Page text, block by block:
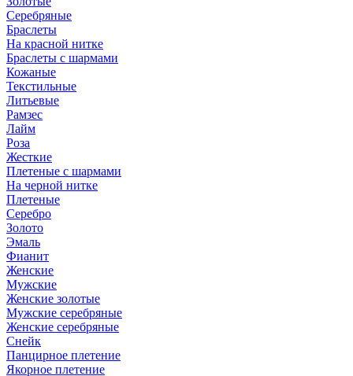
Серебряные
Браслеты
На красной нитке
Браслеты с шармами
Кожаные
Текстильные
Литьевые
Рамзес
Лайм
Роза
Жесткие
Плетеные с шармами
На черной нитке
Плетеные
Серебро
Золото
Эмаль
Фианит
Женские
Мужские
Женские золотые
Мужские серебряные
Женские серебряные
Снейк
Панцирное плетение
Якорное плетение